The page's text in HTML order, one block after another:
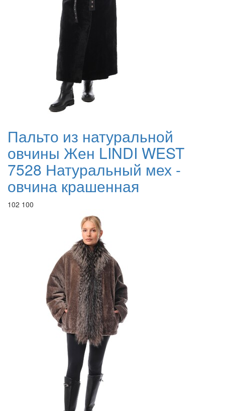
Пальто из натуральной
овчины Жен LINDI WEST
7528 Натуральный мех -
овчина крашенная
102 100